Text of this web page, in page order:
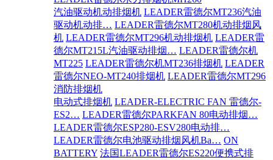
汽油驱动机动排烟机 LEADER雷德尔MT236汽油
驱动机动排… LEADER雷德尔MT280机动排烟风
机 LEADER雷德尔MT296机动排烟机 LEADER雷
德尔MT215L汽油驱动排烟… LEADER雷德尔机
MT225 LEADER雷德尔机MT236排烟机 LEADER
雷德尔NEO-MT240排烟机 LEADER雷德尔MT296
消防排烟机
电动式排烟机 LEADER-ELECTRIC FAN 雷德尔-
ES2… LEADER雷德尔PARKFAN 80电动排烟…
LEADER雷德尔ESP280-ESV280电动排…
LEADER雷德尔电池驱动排烟风机Ba… ON
BATTERY 法国LEADER雷德尔ES220便携式排